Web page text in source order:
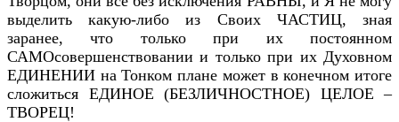
выделить какую-либо из Своих ЧАСТИЦ, зная
заранее, что только при их постоянном
САМОсовершенствовании и только при их Духовном
ЕДИНЕНИИ на Тонком плане может в конечном итоге
сложиться ЕДИНОЕ (БЕЗЛИЧНОСТНОЕ) ЦЕЛОЕ –
ТВОРЕЦ!